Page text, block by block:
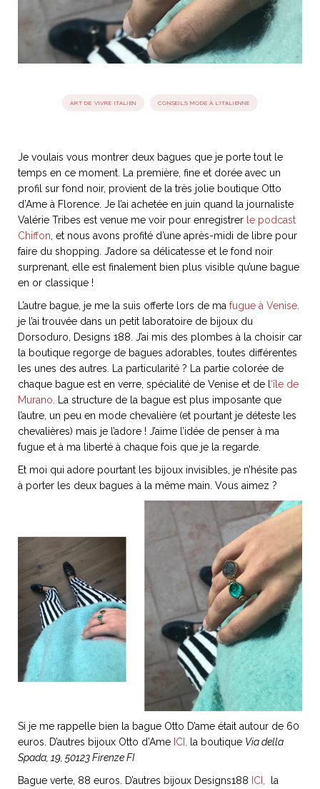
joie de vivre
Lucia
ARTISANAT ITALIEN
Les cuirs de
Toscane
NOS ARTICLES ART ET DESIGN
Burano, la palette
de tous les
superlatifs
du
ART DE VIVRE ITALIEN
Notre palette
Virtuosa Venezia
bord
ART DE VIVRE ITALIEN CONSEILS MODE À L'ITALIENNE
Je voulais vous montrer deux bagues que je porte tout le
temps en ce moment. La première, fine et dorée avec un
profil sur fond noir, provient de la très jolie boutique Otto
d’Ame à Florence. Je l’ai achetée en juin quand la journaliste
Valérie Tribes est venue me voir pour enregistrer le podcast
Chiffon, et nous avons profité d’une après-midi de libre pour
faire du shopping. J’adore sa délicatesse et le fond noir
surprenant, elle est finalement bien plus visible qu’une bague
en or classique !
L’autre bague, je me la suis offerte lors de ma fugue à Venise.
je l’ai trouvée dans un petit laboratoire de bijoux du
Dorsoduro, Designs 188. J’ai mis des plombes à la choisir car
la boutique regorge de bagues adorables, toutes différentes
les unes des autres. La particularité ? La partie colorée de
chaque bague est en verre, spécialité de Venise et de l‘île de
Murano. La structure de la bague est plus imposante que
l’autre, un peu en mode chevalière (et pourtant je déteste les
chevalières) mais je l’adore ! J’aime l’idée de penser à ma
fugue et à ma liberté à chaque fois que je la regarde.
Et moi qui adore pourtant les bijoux invisibles, je n’hésite pas
à porter les deux bagues à la même main. Vous aimez ?
Si je me rappelle bien la bague Otto D’ame était autour de 60
euros. D’autres bijoux Otto d’Ame ICI, la boutique Via della
Spada, 19, 50123 Firenze FI
Bague verte, 88 euros. D’autres bijoux Designs188 ICI,
la